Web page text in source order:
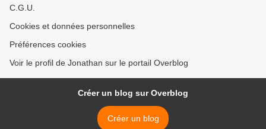
C.G.U.
Cookies et données personnelles
Préférences cookies
Voir le profil de Jonathan sur le portail Overblog
Créer un blog sur Overblog
Créer un blog